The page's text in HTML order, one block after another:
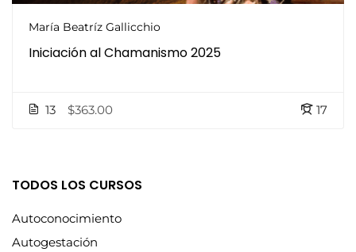
María Beatríz Gallicchio
Iniciación al Chamanismo 2025
13 17
$363.00
TODOS LOS CURSOS
Autoconocimiento
Autogestación